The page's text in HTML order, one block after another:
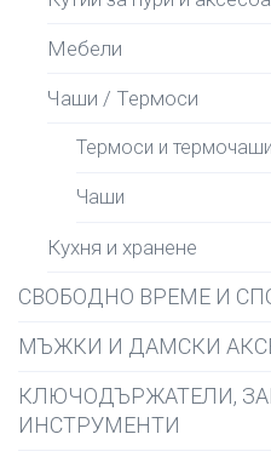
Мебели
Чаши / Термоси
Термоси и термочаши
Чаши
Кухня и хранене
СВОБОДНО ВРЕМЕ И
МЪЖКИ И ДАМСКИ
КЛЮЧОДЪРЖАТЕЛИ,
ИНСТРУМЕНТИ